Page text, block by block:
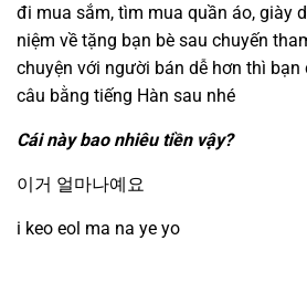
đi mua sắm, tìm mua quần áo, giày
niệm về tặng bạn bè sau chuyến
chuyện với người bán dễ hơn thì bạn
câu bằng tiếng Hàn sau nhé
Cái này bao nhiêu tiền vậy?
이거 얼마나예요
i keo eol ma na ye yo